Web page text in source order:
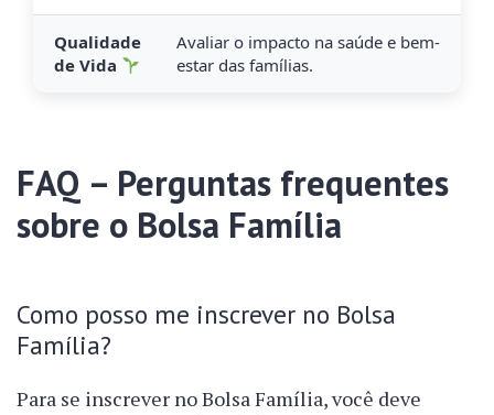
Qualidade
de Vida
Avaliar o impacto na saúde e bem-
estar das famílias.
FAQ – Perguntas frequentes
sobre o Bolsa Família
Como posso me inscrever no Bolsa
Família?
Para se inscrever no Bolsa Família, você deve